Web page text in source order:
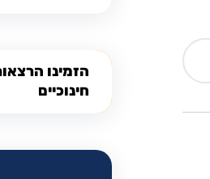
הזמינו
חינוכיים